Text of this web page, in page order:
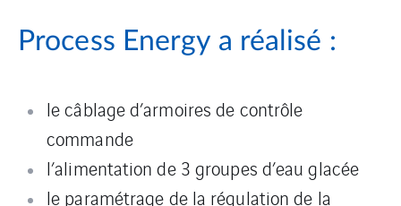
Process Energy a réalisé :
le câblage d’armoires de contrôle
commande
l’alimentation de 3 groupes d’eau glacée
le paramétrage de la régulation de la